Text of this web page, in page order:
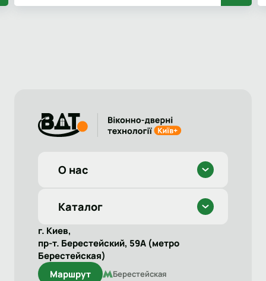
О нас
Каталог
г. Киев,
пр-т. Берестейский, 59А (метро
Берестейская)
Маршрут
Берестейская